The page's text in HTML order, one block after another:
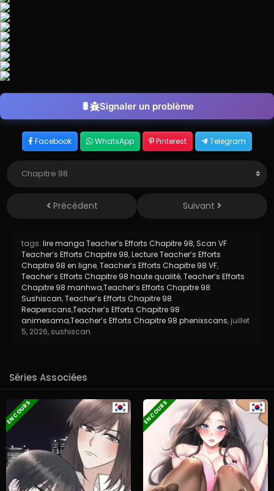
Signaler un problème
Facebook WhatsApp Pinterest Telegram
Précédent Suivant
tags: lire manga Teacher’s Efforts Chapitre 98, Scan VF
Teacher’s Efforts Chapitre 98,Lecture Teacher’s Efforts
Chapitre 98 en ligne,Teacher’s Efforts Chapitre 98 VF,
Teacher’s Efforts Chapitre 98 haute qualité,Teacher’s Efforts
Chapitre 98 manhwa,Teacher’s Efforts Chapitre 98
Sushiscan,Teacher’s Efforts Chapitre 98
Reaperscans,Teacher’s Efforts Chapitre 98
animesama,Teacher’s Efforts Chapitre 98 phenixscans, juillet
5, 2026, sushiscan
Séries Associées
EN COURS EN COURS